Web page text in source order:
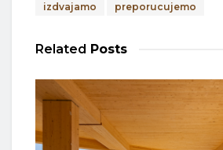
izdvajamo
preporucujemo
Related Posts